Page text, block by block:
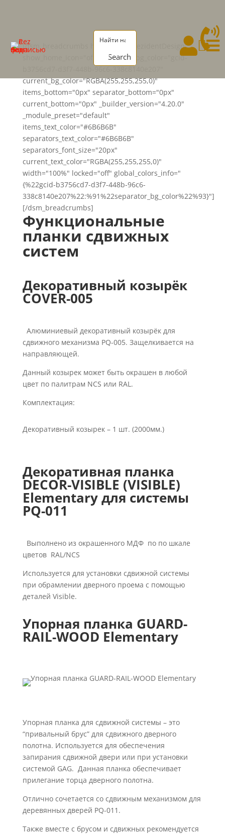
Search


[dsm_breadcrumbs home_text="RezidentDesign"
show_home_icon="off" separator_bg_color="gcid-
b3756cd7-d3f7-448b-96c6-338c8140e207"
current_bg_color="RGBA(255,255,255,0)"
items_bottom="0px" separator_bottom="0px"
current_bottom="0px" _builder_version="4.20.0"
_module_preset="default"
items_text_color="#6B6B6B"
separators_text_color="#6B6B6B"
separators_font_size="20px"
current_text_color="RGBA(255,255,255,0)"
width="100%" locked="off" global_colors_info="
{%22gcid-b3756cd7-d3f7-448b-96c6-
338c8140e207%22:%91%22separator_bg_color%22%93}"]
[/dsm_breadcrumbs]
Функциональные
планки сдвижных
систем
Декоративный козырёк
COVER-005
Алюминиевый декоративный козырёк для
сдвижного механизма PQ-005. Защелкивается на
направляющей.
Данный козырек может быть окрашен в любой
цвет по палитрам NCS или RAL.
Комплектация:
Декоративный козырек – 1 шт. (2000мм.)
Декоративная планка
DECOR-VISIBLE (VISIBLE)
Elementary для системы
PQ-011
Выполнено из окрашенного МДФ по по шкале
цветов RAL/NCS
Используется для установки сдвижной системы
при обрамлении дверного проема с помощью
деталей Visible.
Упорная планка GUARD-
RAIL-WOOD Elementary
Упорная планка для сдвижной системы – это
“привальный брус” для сдвижного дверного
полотна. Используется для обеспечения
запирания сдвижной двери или при установки
системой GAG. Данная планка обеспечивает
прилегание торца дверного полотна.
Отлично сочетается со сдвижным механизмом для
деревянных дверей PQ-011.
Также вместе с брусом и сдвижных рекомендуется